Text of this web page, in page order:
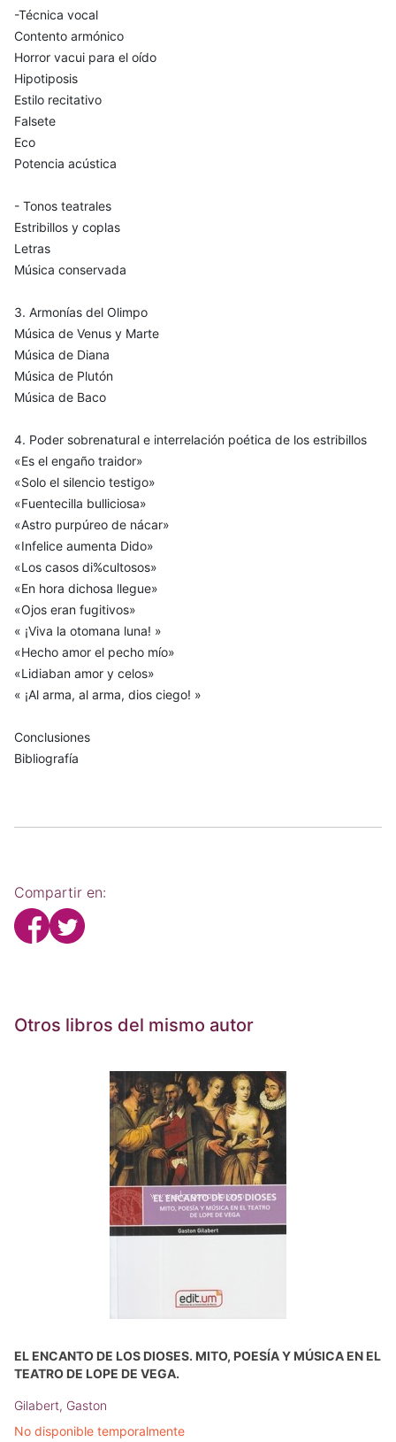
-Técnica vocal
Contento armónico
Horror vacui para el oído
Hipotiposis
Estilo recitativo
Falsete
Eco
Potencia acústica
- Tonos teatrales
Estribillos y coplas
Letras
Música conservada
3. Armonías del Olimpo
Música de Venus y Marte
Música de Diana
Música de Plutón
Música de Baco
4. Poder sobrenatural e interrelación poética de los estribillos
«Es el engaño traidor»
«Solo el silencio testigo»
«Fuentecilla bulliciosa»
«Astro purpúreo de nácar»
«Infelice aumenta Dido»
«Los casos di%cultosos»
«En hora dichosa llegue»
«Ojos eran fugitivos»
« ¡Viva la otomana luna! »
«Hecho amor el pecho mío»
«Lidiaban amor y celos»
« ¡Al arma, al arma, dios ciego! »
Conclusiones
Bibliografía
Compartir en:
Otros libros del mismo autor
EL ENCANTO DE LOS DIOSES. MITO, POESÍA Y MÚSICA EN EL
TEATRO DE LOPE DE VEGA.
Gilabert, Gaston
No disponible temporalmente